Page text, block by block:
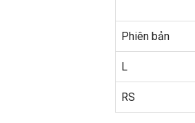
Phiên bản
L
RS